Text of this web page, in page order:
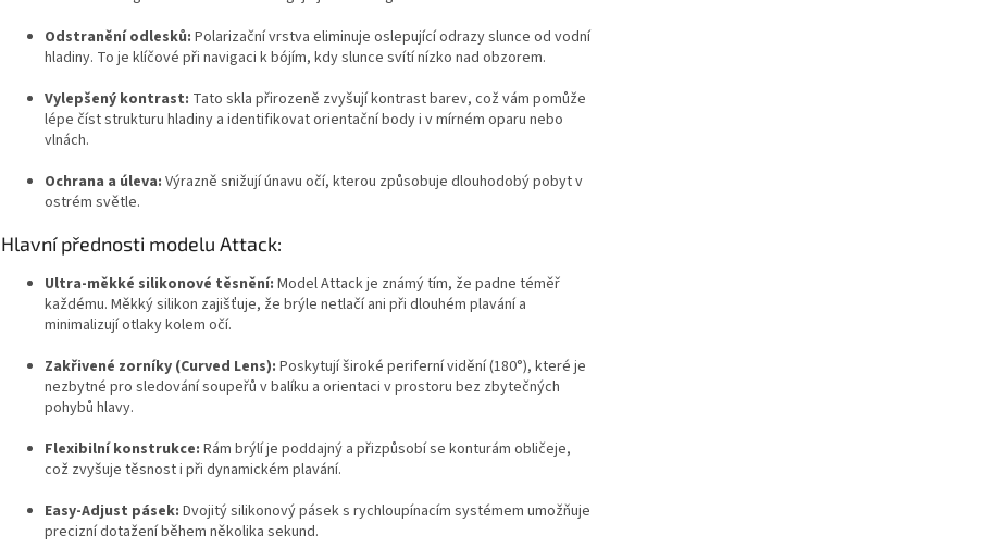
Odstranění odlesků: Polarizační vrstva eliminuje oslepující odrazy slunce od vodní
hladiny. To je klíčové při navigaci k bójím, kdy slunce svítí nízko nad obzorem.
Vylepšený kontrast: Tato skla přirozeně zvyšují kontrast barev, což vám pomůže
lépe číst strukturu hladiny a identifikovat orientační body i v mírném oparu nebo
vlnách.
Ochrana a úleva: Výrazně snižují únavu očí, kterou způsobuje dlouhodobý pobyt v
ostrém světle.
Hlavní přednosti modelu Attack:
Ultra-měkké silikonové těsnění: Model Attack je známý tím, že padne téměř
každému. Měkký silikon zajišťuje, že brýle netlačí ani při dlouhém plavání a
minimalizují otlaky kolem očí.
Zakřivené zorníky (Curved Lens): Poskytují široké periferní vidění (180°), které je
nezbytné pro sledování soupeřů v balíku a orientaci v prostoru bez zbytečných
pohybů hlavy.
Flexibilní konstrukce: Rám brýlí je poddajný a přizpůsobí se konturám obličeje,
což zvyšuje těsnost i při dynamickém plavání.
Easy-Adjust pásek: Dvojitý silikonový pásek s rychloupínacím systémem umožňuje
precizní dotažení během několika sekund.